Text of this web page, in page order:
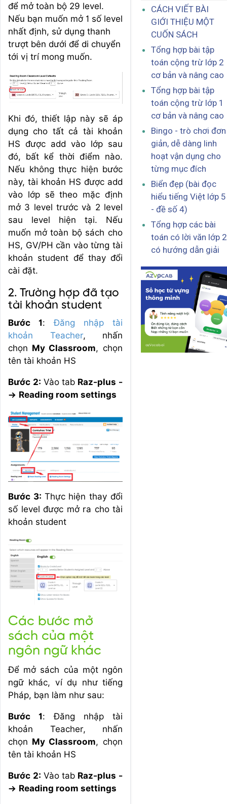
để mở toàn bộ 29 level.
Nếu bạn muốn mở 1 số level
nhất định, sử dụng thanh
trượt bên dưới để di chuyển
tới vị trí mong muốn.
Khi đó, thiết lập này sẽ áp
dụng cho tất cả tài khoản
HS được add vào lớp sau
đó, bất kể thời điểm nào.
Nếu không thực hiện bước
này, tài khoản HS được add
vào lớp sẽ theo mặc định
mở 3 level trước và 2 level
sau level hiện tại. Nếu
muốn mở toàn bộ sách cho
HS, GV/PH cần vào từng tài
khoản student để thay đổi
cài đặt.
2. Trường hợp đã tạo
tài khoản student
Bước 1:Đăng nhập tài
khoản Teacher, nhấn
chọn My Classroom, chọn
tên tài khoản HS
Bước 2: Vào tab Raz-plus -
-> Reading room settings
Bước 3: Thực hiện thay đổi
số level được mở ra cho tài
khoản student
Các bước mở
sách của một
ngôn ngữ khác
Để mở sách của một ngôn
ngữ khác, ví dụ như tiếng
Pháp, bạn làm như sau:
Bước 1: Đăng nhập tài
khoản Teacher, nhấn
chọn My Classroom, chọn
tên tài khoản HS
Bước 2: Vào tab Raz-plus -
-> Reading room settings
CÁCH VIẾT BÀI
GIỚI THIỆU MỘT
CUỐN SÁCH
Tổng hợp bài tập
toán cộng trừ lớp 2
cơ bản và nâng cao
Tổng hợp bài tập
toán cộng trừ lớp 1
cơ bản và nâng cao
Bingo - trò chơi đơn
giản, dễ dàng linh
hoạt vận dụng cho
từng mục đích
Biển đẹp (bài đọc
hiểu tiếng Việt lớp 5
- đề số 4)
Tổng hợp các bài
toán có lời văn lớp 2
có hướng dẫn giải